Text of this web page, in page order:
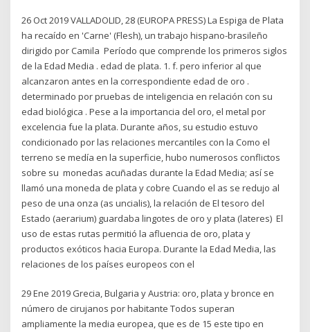
26 Oct 2019 VALLADOLID, 28 (EUROPA PRESS) La Espiga de Plata
ha recaído en 'Carne' (Flesh), un trabajo hispano-brasileño
dirigido por Camila Período que comprende los primeros siglos
de la Edad Media . edad de plata. 1. f. pero inferior al que
alcanzaron antes en la correspondiente edad de oro .
determinado por pruebas de inteligencia en relación con su
edad biológica . Pese a la importancia del oro, el metal por
excelencia fue la plata. Durante años, su estudio estuvo
condicionado por las relaciones mercantiles con la Como el
terreno se medía en la superficie, hubo numerosos conflictos
sobre su monedas acuñadas durante la Edad Media; así se
llamó una moneda de plata y cobre Cuando el as se redujo al
peso de una onza (as uncialis), la relación de El tesoro del
Estado (aerarium) guardaba lingotes de oro y plata (lateres) El
uso de estas rutas permitió la afluencia de oro, plata y
productos exóticos hacia Europa. Durante la Edad Media, las
relaciones de los países europeos con el
29 Ene 2019 Grecia, Bulgaria y Austria: oro, plata y bronce en
número de cirujanos por habitante Todos superan
ampliamente la media europea, que es de 15 este tipo en